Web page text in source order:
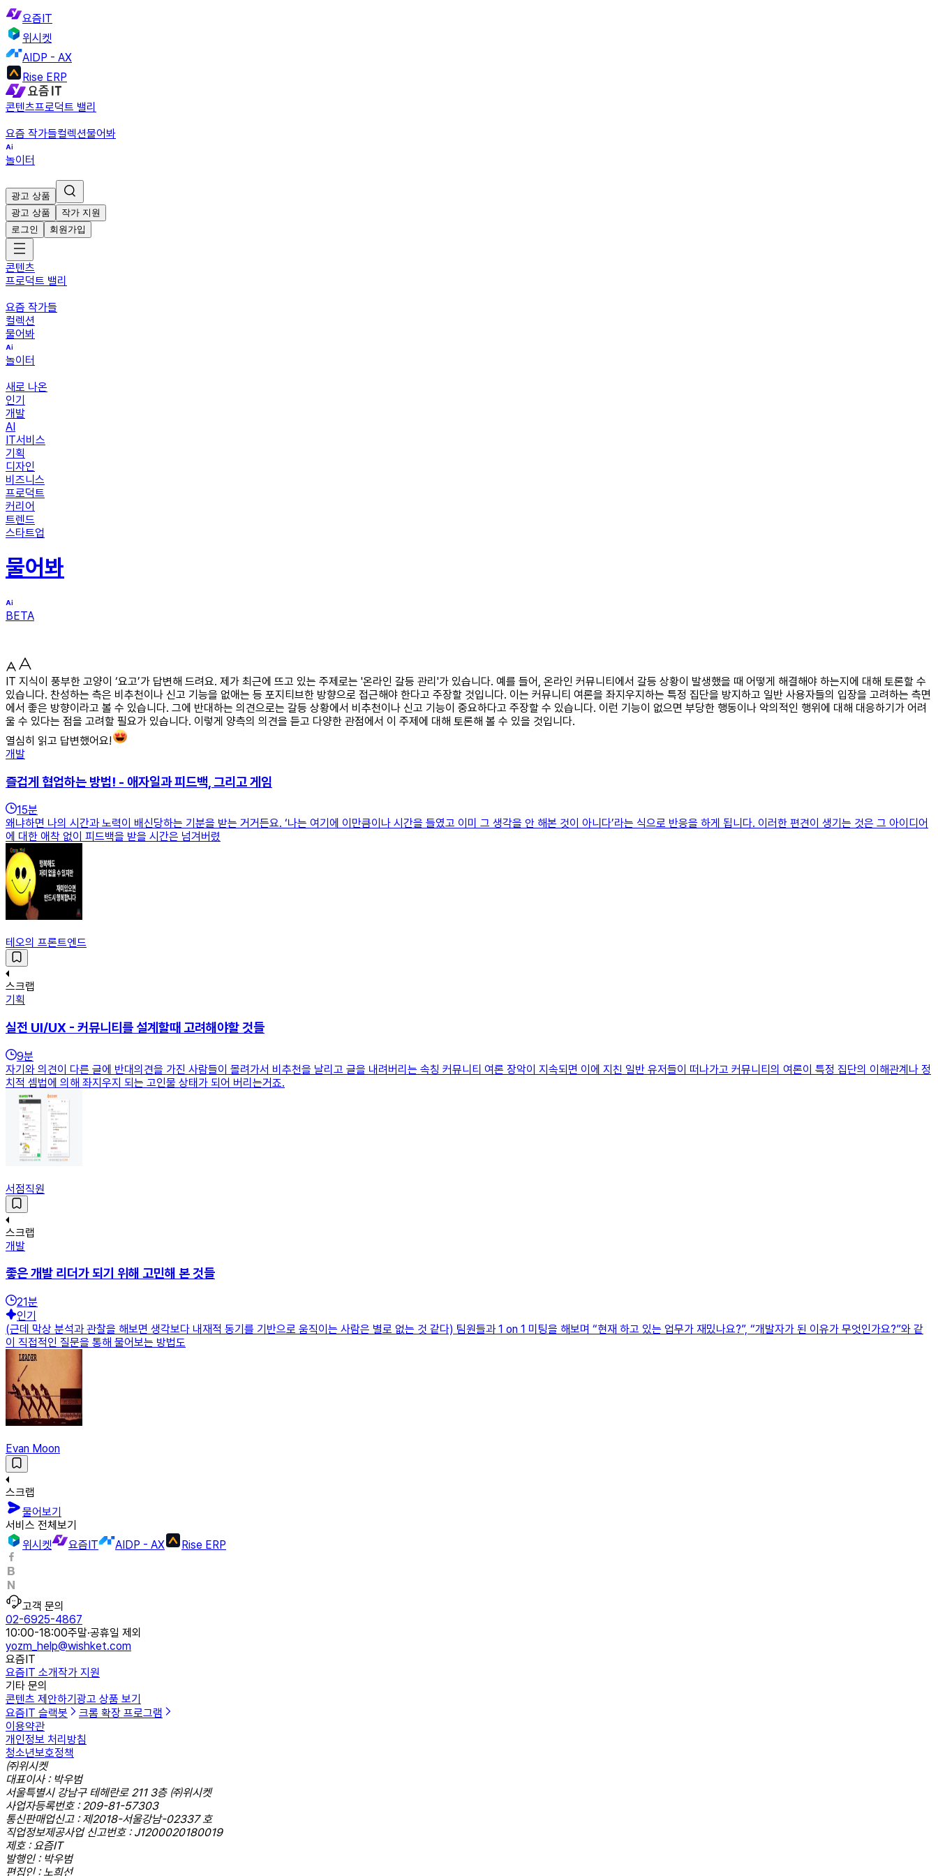
요즘IT
위시켓
AIDP - AX
Rise ERP
콘텐츠프로덕트 밸리
요즘 작가들컬렉션물어봐
놀이터
광고 상품
광고 상품
작가 지원
로그인
회원가입
콘텐츠
프로덕트 밸리
요즘 작가들
컬렉션
물어봐
놀이터
새로 나온
인기
개발
AI
IT서비스
기획
디자인
비즈니스
프로덕트
커리어
트렌드
스타트업
물어봐
BETA
IT 지식이 풍부한 고양이 ‘요고’가 답변해 드려요. 제가 최근에 뜨고 있는 주제로는 '온라인 갈등 관리'가 있습니다. 예를 들어, 온라인 커뮤니티에서 갈등 상황이 발생했을 때 어떻게 해결해야 하는지에 대해 토론할 수
있습니다. 찬성하는 측은 비추천이나 신고 기능을 없애는 등 포지티브한 방향으로 접근해야 한다고 주장할 것입니다. 이는 커뮤니티 여론을 좌지우지하는 특정 집단을 방지하고 일반 사용자들의 입장을 고려하는 측면
에서 좋은 방향이라고 볼 수 있습니다. 그에 반대하는 의견으로는 갈등 상황에서 비추천이나 신고 기능이 중요하다고 주장할 수 있습니다. 이런 기능이 없으면 부당한 행동이나 악의적인 행위에 대해 대응하기가 어려
울 수 있다는 점을 고려할 필요가 있습니다. 이렇게 양측의 의견을 듣고 다양한 관점에서 이 주제에 대해 토론해 볼 수 있을 것입니다.
열심히 읽고 답변했어요!
개발
즐겁게 협업하는 방법! - 애자일과 피드백, 그리고 게임
15분
왜냐하면 나의 시간과 노력이 배신당하는 기분을 받는 거거든요. ‘나는 여기에 이만큼이나 시간을 들였고 이미 그 생각을 안 해본 것이 아니다’라는 식으로 반응을 하게 됩니다. 이러한 편견이 생기는 것은 그 아이디어
에 대한 애착 없이 피드백을 받을 시간은 넘겨버렸
테오의 프론트엔드
스크랩
기획
실전 UI/UX - 커뮤니티를 설계할때 고려해야할 것들
9분
자기와 의견이 다른 글에 반대의견을 가진 사람들이 몰려가서 비추천을 날리고 글을 내려버리는 속칭 커뮤니티 여론 장악이 지속되면 이에 지친 일반 유저들이 떠나가고 커뮤니티의 여론이 특정 집단의 이해관계나 정
치적 셈법에 의해 좌지우지 되는 고인물 상태가 되어 버리는거죠.
서점직원
스크랩
개발
좋은 개발 리더가 되기 위해 고민해 본 것들
21분
인기
(근데 막상 분석과 관찰을 해보면 생각보다 내재적 동기를 기반으로 움직이는 사람은 별로 없는 것 같다) 팀원들과 1 on 1 미팅을 해보며 “현재 하고 있는 업무가 재밌나요?”, “개발자가 된 이유가 무엇인가요?”와 같
이 직접적인 질문을 통해 물어보는 방법도
Evan Moon
스크랩
물어보기
서비스 전체보기
위시켓
요즘IT AIDP - AX Rise ERP
고객 문의
02-6925-4867
10:00-18:00주말·공휴일 제외
yozm_help@wishket.com
요즘IT
요즘IT 소개작가 지원
기타 문의
콘텐츠 제안하기 광고 상품 보기
요즘IT 슬랙봇
크롬 확장 프로그램
이용약관
개인정보 처리방침
청소년보호정책
㈜위시켓
대표이사 : 박우범
서울특별시 강남구 테헤란로 211 3층 ㈜위시켓
사업자등록번호 : 209-81-57303
통신판매업신고 : 제2018-서울강남-02337 호
직업정보제공사업 신고번호 : J1200020180019
제호 : 요즘IT
발행인 : 박우범
편집인 : 노희선